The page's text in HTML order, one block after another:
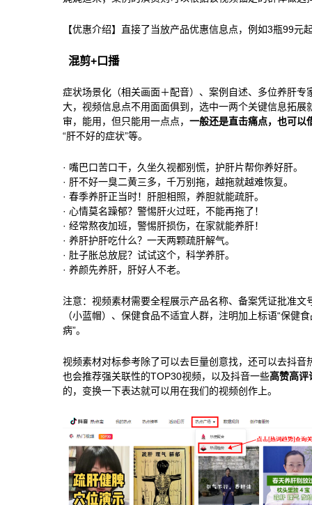
【优惠介绍】直接了当放产品优惠信息点，例如3瓶99元
混剪+口播
症状场景化（相关画面＋配音）、案例自述、多位养肝专
大，视频信息点不用面面俱到，选中一两个关键信息拓展
审，能用，但只能用一点点， 一般还是直击痛点，也可以
“肝不好的症状”等。
· 嘴巴口苦口干，久坐久视都别慌，护肝片帮你养好肝。
· 肝不好一臭二黄三多，千万别拖，越拖就越难恢复。
· 春季养肝正当时！肝胆相照，养胆就能疏肝。
· 心情莫名躁郁？警惕肝火过旺，不能再拖了！
· 经常熬夜加班，警惕肝损伤，在家就能养肝！
· 养肝护肝吃什么？一天两颗疏肝解气。
· 肚子胀总放屁？试试这个，科学养肝。
· 养颜先养肝，肝好人不老。
注意：视频素材需要全程展示产品名称、备案凭证批准文
（小蓝帽）、保健食品不适宜人群，注明加上标语“保健
病”。
视频素材对标参考除了可以去巨量创意找，还可以去抖音
也会推荐强关联性的TOP30视频，以及抖音一些高赞高评
的，变换一下表达就可以用在我们的视频创作上。